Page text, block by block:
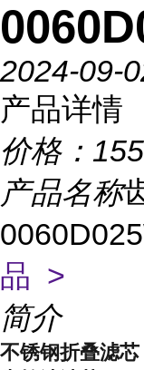
2024-09-
产品详情
价格： 155
产品名称
品 >
简介
不锈钢折叠滤